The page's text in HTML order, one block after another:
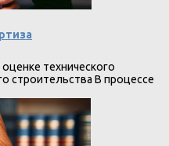
технического
строительства В процессе